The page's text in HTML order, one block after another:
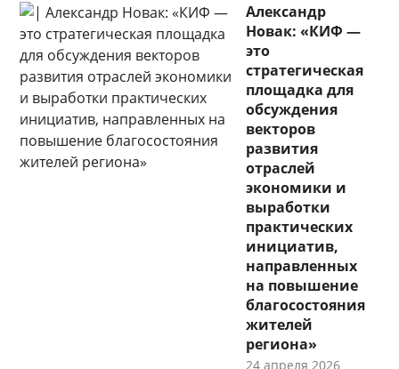
Александр
Новак: «КИФ —
это
стратегическая
площадка для
обсуждения
векторов
развития
отраслей
экономики и
выработки
практических
инициатив,
направленных
на повышение
благосостояния
жителей
региона»
24 апреля 2026